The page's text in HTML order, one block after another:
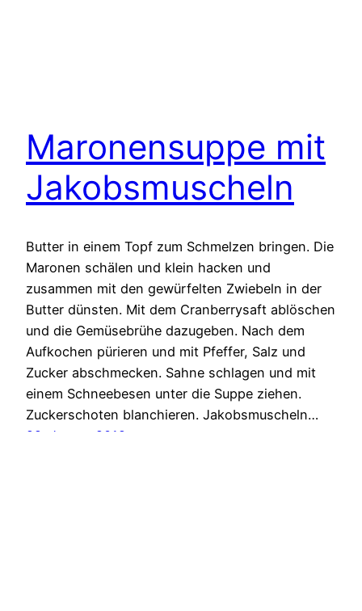
Maronensuppe mit
Jakobsmuscheln
Butter in einem Topf zum Schmelzen bringen. Die
Maronen schälen und klein hacken und
zusammen mit den gewürfelten Zwiebeln in der
Butter dünsten. Mit dem Cranberrysaft ablöschen
und die Gemüsebrühe dazugeben. Nach dem
Aufkochen pürieren und mit Pfeffer, Salz und
Zucker abschmecken. Sahne schlagen und mit
einem Schneebesen unter die Suppe ziehen.
Zuckerschoten blanchieren. Jakobsmuscheln…
22. Januar 2012